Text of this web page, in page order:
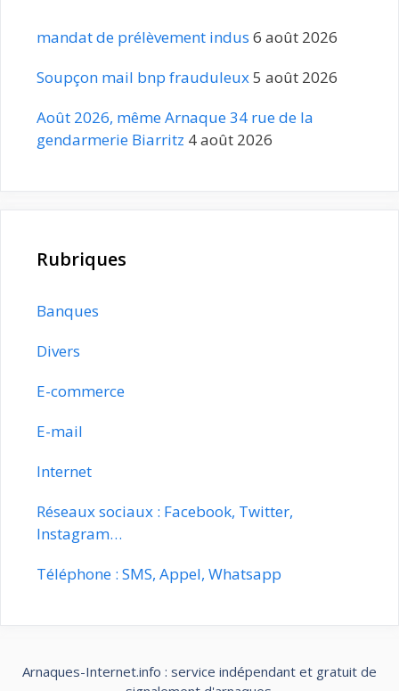
mandat de prélèvement indus 6 août 2026
Soupçon mail bnp frauduleux5 août 2026
Août 2026, même Arnaque 34 rue de la
gendarmerie Biarritz 4 août 2026
Rubriques
Banques
Divers
E-commerce
E-mail
Internet
Réseaux sociaux : Facebook, Twitter,
Instagram…
Téléphone : SMS, Appel, Whatsapp
Arnaques-Internet.info : service indépendant et gratuit de